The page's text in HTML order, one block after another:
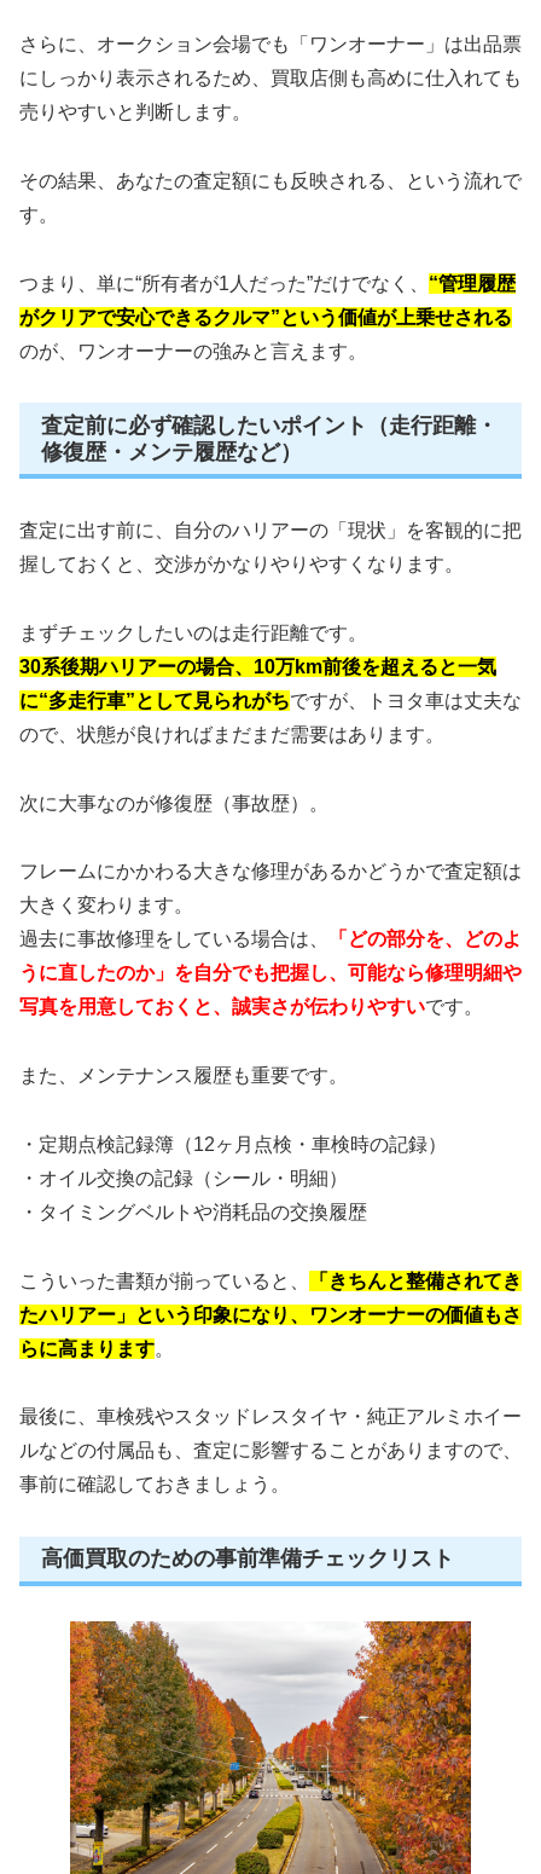
さらに、オークション会場でも「ワンオーナー」は出品票
にしっかり表示されるため、買取店側も高めに仕入れても
売りやすいと判断します。
その結果、あなたの査定額にも反映される、という流れで
す。
つまり、単に“所有者が1人だった”だけでなく、 “管理履歴
がクリアで安心できるクルマ”という価値が上乗せされる
のが、ワンオーナーの強みと言えます。
査定前に必ず確認したいポイント（走行距離・
修復歴・メンテ履歴など）
査定に出す前に、自分のハリアーの「現状」を客観的に把
握しておくと、交渉がかなりやりやすくなります。
まずチェックしたいのは走行距離です。
30系後期ハリアーの場合、10万km前後を超えると一気
に“多走行車”として見られがちですが、トヨタ車は丈夫な
ので、状態が良ければまだまだ需要はあります。
次に大事なのが修復歴（事故歴）。
フレームにかかわる大きな修理があるかどうかで査定額は
大きく変わります。
過去に事故修理をしている場合は、
「どの部分を、どのよ
うに直したのか」を自分でも把握し、可能なら修理明細や
写真を用意しておくと、誠実さが伝わりやすいです。
また、メンテナンス履歴も重要です。
・定期点検記録簿（12ヶ月点検・車検時の記録）
・オイル交換の記録（シール・明細）
・タイミングベルトや消耗品の交換履歴
こういった書類が揃っていると、
「きちんと整備されてき
たハリアー」という印象になり、ワンオーナーの価値もさ
らに高まります。
最後に、車検残やスタッドレスタイヤ・純正アルミホイー
ルなどの付属品も、査定に影響することがありますので、
事前に確認しておきましょう。
高価買取のための事前準備チェックリスト